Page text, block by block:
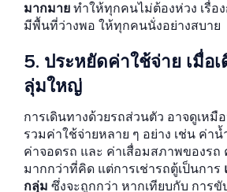
มากมาย ทำให้ทุกคนไม่ต้องห่วง เรื่อ
มีพื้นที่ว่างพอ ให้ทุกคนนั่งอย่างสบาย
5. ประหยัดค่าใช้จ่าย เมื่อ
ลุ่มใหญ่
การเดินทางด้วยรถส่วนตัว อาจดูเหมื
รวมค่าใช้จ่ายหลาย ๆ อย่าง เช่น ค่า
ค่าจอดรถ และ ค่าเสื่อมสภาพของรถ
มากกว่าที่คิด แต่การเช่ารถตู้เป็นการ
กลุ่ม ซึ่งจะถูกกว่า หากเทียบกับ การ